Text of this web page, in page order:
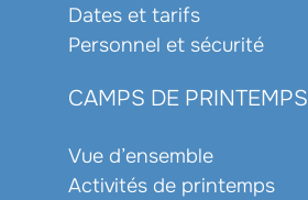
Dates et tarifs
Personnel et sécurité
CAMPS DE PRINTEMPS
Vue d’ensemble
Activités de printemps